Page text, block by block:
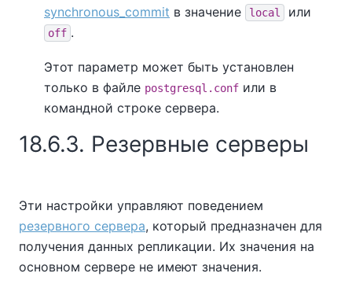
synchronous_commit в значение local или
off .
Этот параметр может быть установлен
только в файле postgresql.conf или в
командной строке сервера.
18.6.3. Резервные серверы
Эти настройки управляют поведением
резервного сервера, который предназначен для
получения данных репликации. Их значения на
основном сервере не имеют значения.